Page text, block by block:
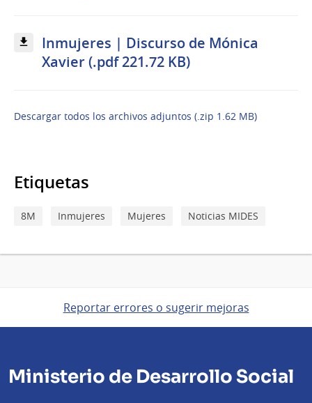
Inmujeres | Discurso de Mónica
Xavier (.pdf 221.72 KB)
Descargar todos los archivos adjuntos (.zip 1.62 MB)
Etiquetas
8M Inmujeres Mujeres Noticias MIDES
Reportar errores o sugerir mejoras
Ministerio de Desarrollo Social